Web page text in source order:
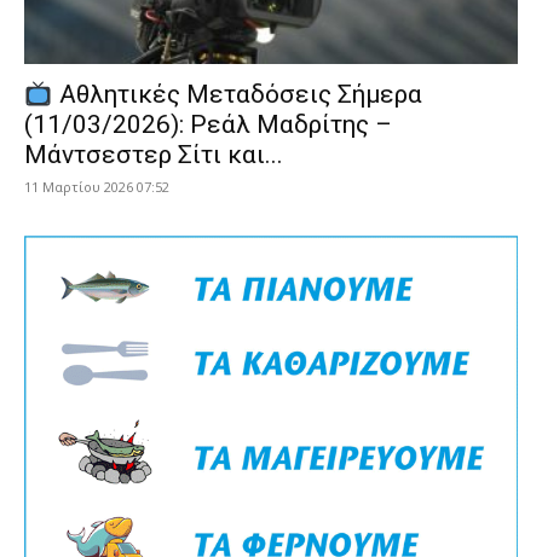
Αθλητικές Μεταδόσεις Σήμερα
(11/03/2026): Ρεάλ Μαδρίτης –
Μάντσεστερ Σίτι και...
11 Μαρτίου 2026 07:52